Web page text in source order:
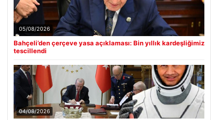
05/08/2026
Bahçeli’den çerçeve yasa açıklaması: Bin yıllık kardeşliğimiz
tescillendi
04/08/2026